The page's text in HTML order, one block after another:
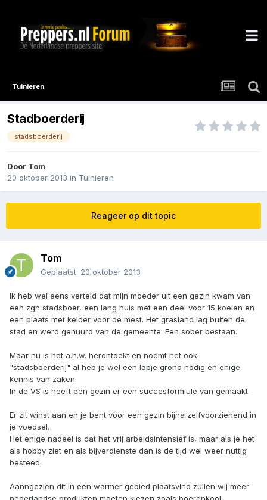
Tuinieren
Stadboerderij
stadsboerderij
Door Tom
20 oktober 2013 in Tuinieren
Reageer op dit topic
Tom
Geplaatst: 20 oktober 2013
Ik heb wel eens verteld dat mijn moeder uit een gezin kwam van
een zgn stadsboer, een lang huis met een deel voor 15 koeien en
een plaats met kelder voor de mest. Het grasland lag buiten de
stad en werd gehuurd van de gemeente. Een sober bestaan.
Maar nu is het a.h.w. herontdekt en noemt het ook
"stadsboerderij" al heb je wel een lapje grond nodig en enige
kennis van zaken.
In de VS is heeft een gezin er een succesformiule van gemaakt.
Er zit winst aan en je bent voor een gezin bijna zelfvoorzienend in
je voedsel.
Het enige nadeel is dat het vrij arbeidsintensief is, maar als je het
als hobby ziet en als bijverdienste dan is de tijd wel weer nuttig
besteed.
Aanngezien dit in een warmer gebied plaatsvind zullen wij meer